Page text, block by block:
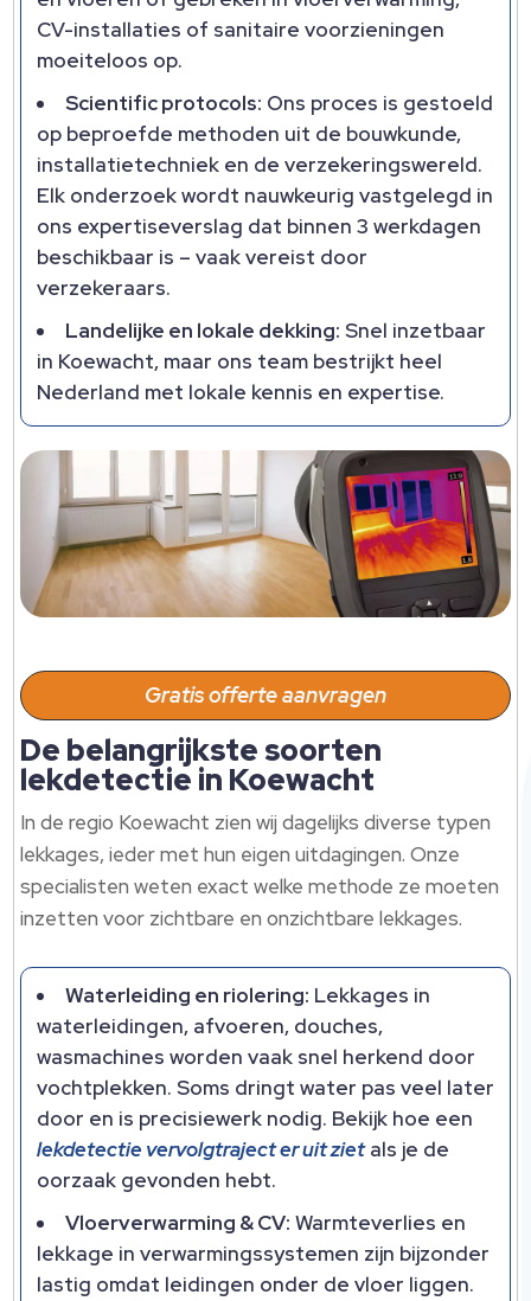
CV-installaties of sanitaire voorzieningen
moeiteloos op.​
Scientific protocols: Ons proces is gestoeld
op beproefde methoden uit de bouwkunde,
installatietechniek en de verzekeringswereld.​
Elk onderzoek wordt nauwkeurig vastgelegd in
ons expertiseverslag dat binnen 3 werkdagen
beschikbaar is – vaak vereist door
verzekeraars.​
Landelijke en lokale dekking: Snel inzetbaar
in Koewacht, maar ons team bestrijkt heel
Nederland met lokale kennis en expertise.​
Gratis offerte aanvragen
De belangrijkste soorten
lekdetectie in Koewacht
In de regio Koewacht zien wij dagelijks diverse typen
lekkages, ieder met hun eigen uitdagingen.​ Onze
specialisten weten exact welke methode ze moeten
inzetten voor zichtbare en onzichtbare lekkages.​
Waterleiding en riolering: Lekkages in
waterleidingen, afvoeren, douches,
wasmachines worden vaak snel herkend door
vochtplekken.​ Soms dringt water pas veel later
door en is precisiewerk nodig.​ Bekijk hoe een
lekdetectie vervolgtraject er uit zietals je de
oorzaak gevonden hebt.​
Vloerverwarming & CV: Warmteverlies en
lekkage in verwarmingssystemen zijn bijzonder
lastig omdat leidingen onder de vloer liggen.​